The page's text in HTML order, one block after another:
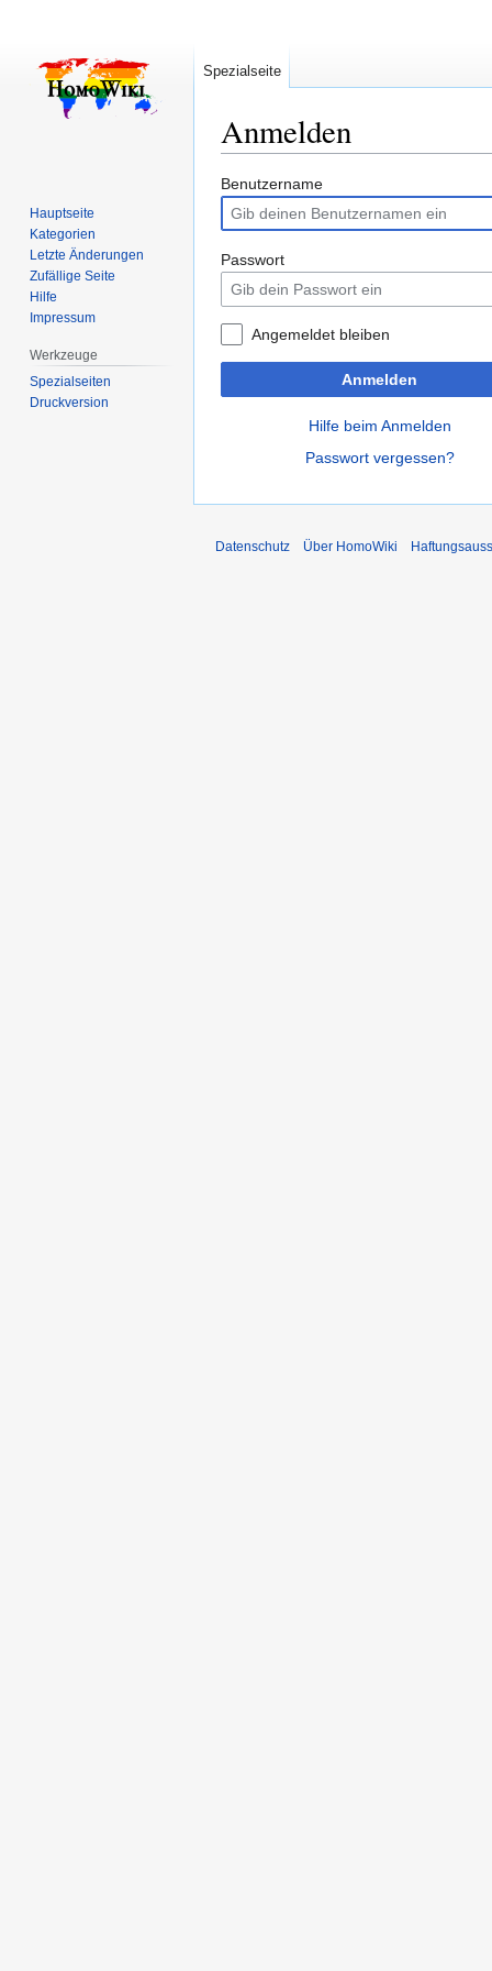
Anmelden
Zur
Navigation
springen
Zur
Suche
springen
Benutzername
Passwort
Angemeldet bleiben
Anmelden
Hilfe beim Anmelden
Passwort vergessen?
Spezialseite
Hauptseite
Kategorien
Letzte Änderungen
Zufällige Seite
Hilfe
Impressum
Werkzeuge
Spezialseiten
Druckversion
Datenschutz Über HomoWiki